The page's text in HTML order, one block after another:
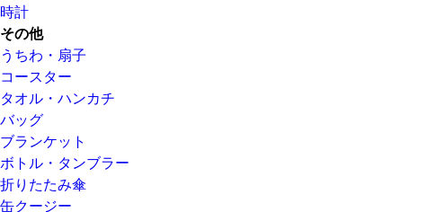
時計
その他
うちわ・扇子
コースター
タオル・ハンカチ
バッグ
ブランケット
ボトル・タンブラー
折りたたみ傘
缶クージー